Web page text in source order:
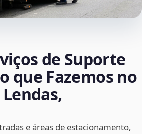
de Suporte
que Fazemos no
e áreas de estacionamento,